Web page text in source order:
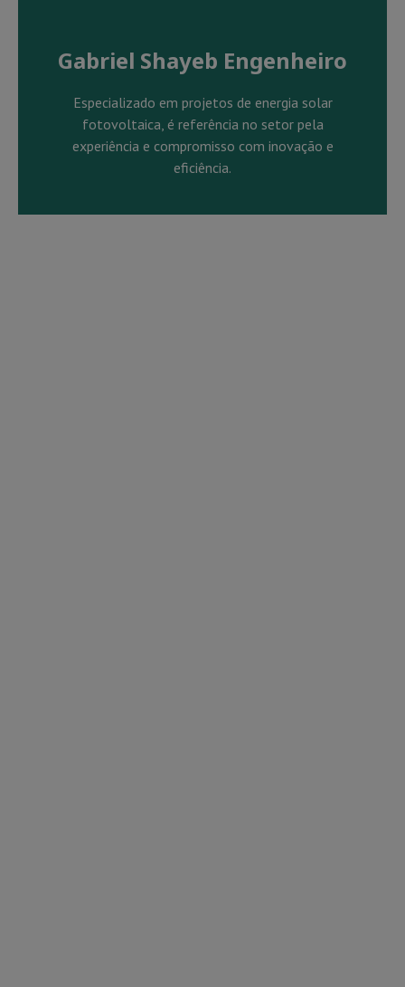
Gabriel Shayeb Engenheiro
Especializado em projetos de energia solar
fotovoltaica, é referência no setor pela
experiência e compromisso com inovação e
eficiência.